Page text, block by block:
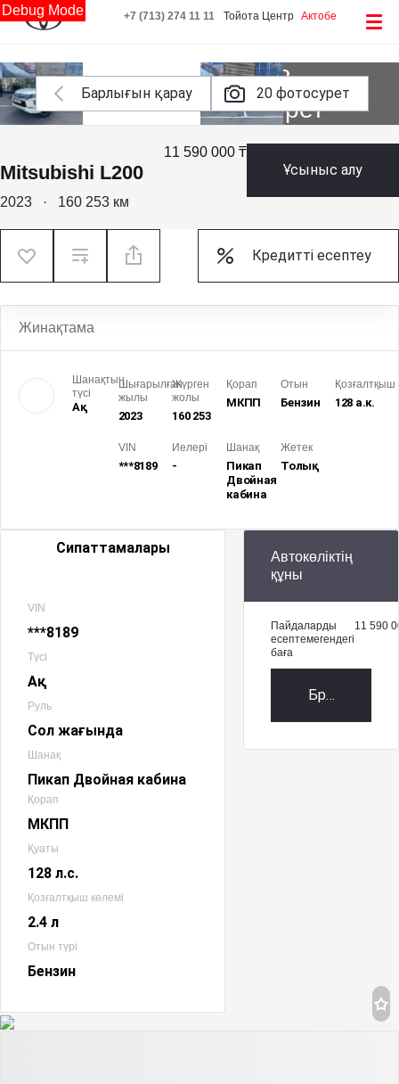
Debug Mode +7 (713) 274 11 11 Тойота Центр Актобе
Барлығын қарау 20 фотосурет
Тағы 18
фотосурет
Mitsubishi L200
11 590 000 ₸
2023 · 160 253 км
Ұсыныс алу
Кредитті есептеу
Жинақтама
Шанақтың
түсі
Ақ
Шығарылған
жылы
2023
Жүрген
жолы
160 253
Қорап
МКПП
Отын
Бензин
Қозғалтқыш
128 а.к.
VIN
***8189
Иелері
-
Шанақ
Пикап
Двойная
кабина
Жетек
Толық
Сипаттамалары
VIN
***8189
Түсі
Ақ
Руль
Сол жағында
Шанақ
Пикап Двойная кабина
Қорап
МКПП
Қуаты
128 л.с.
Қозғалтқыш көлемі
2.4 л
Отын түрі
Бензин
Автокөліктің
құны
Пайдаларды
есептемегендегі
баға
11 590
Брондау